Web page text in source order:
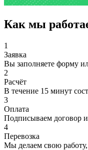
Как мы
1
Заявка
Вы заполняете форму
2
Расчёт
В течение 15 минут
3
Оплата
Подписываем договор
4
Перевозка
Мы делаем свою